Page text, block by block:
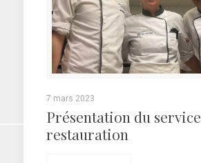
7 mars 2023
Présentation du service
restauration